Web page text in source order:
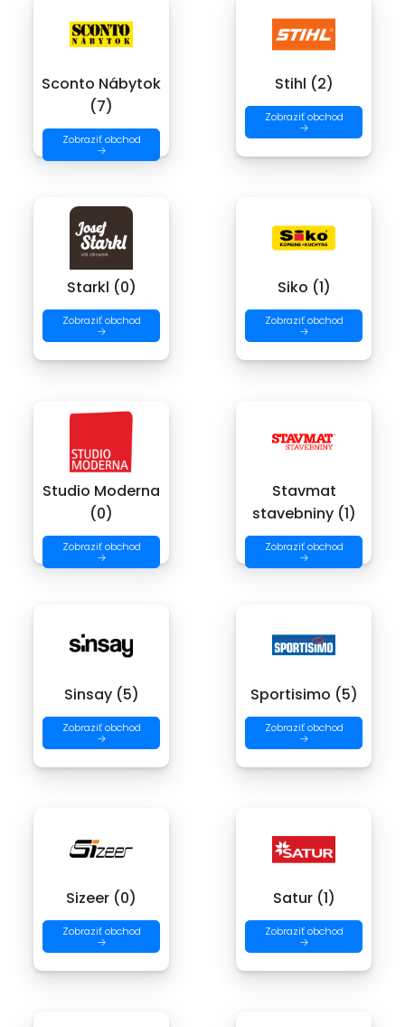
Sconto Nábytok
(7)
Zobraziť obchod
→
Stihl (2)
Zobraziť obchod
→
Starkl (0)
Zobraziť obchod
→
Siko (1)
Zobraziť obchod
→
Studio Moderna
(0)
Zobraziť obchod
→
Stavmat
stavebniny (1)
Zobraziť obchod
→
Sinsay (5)
Zobraziť obchod
→
Sportisimo (5)
Zobraziť obchod
→
Sizeer (0)
Zobraziť obchod
→
Satur (1)
Zobraziť obchod
→